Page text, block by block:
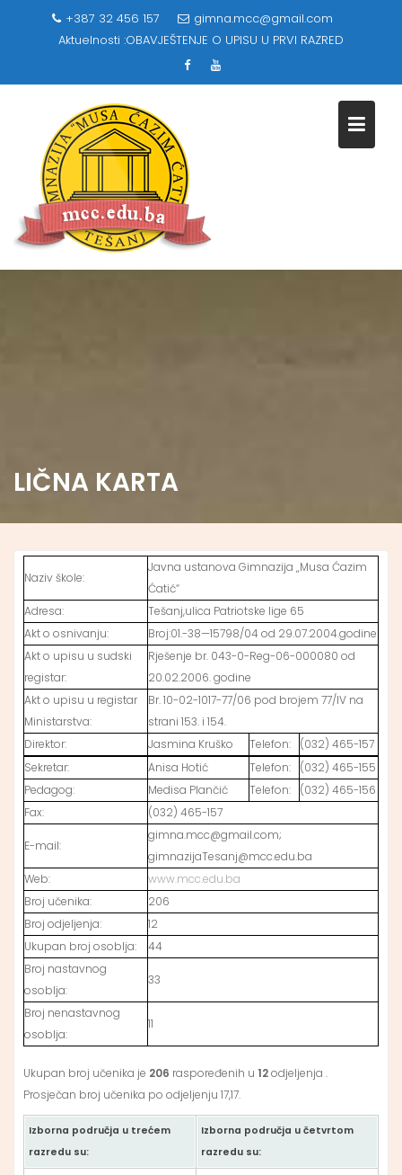
+387 32 456 157
gimna.mcc@gmail.com
Aktuelnosti :OBAVJEŠTENJE O UPISU U PRVI RAZRED
LIČNA KARTA
Naziv škole:
Javna ustanova Gimnazija „Musa Ćazim
Ćatić“
Adresa:
Tešanj,ulica Patriotske lige 65
Akt o osnivanju:
Broj:01.-38—15798/04 od 29.07.2004.godine
Akt o upisu u sudski
registar:
Rješenje br. 043-0-Reg-06-000080 od
20.02.2006. godine
Akt o upisu u registar
Ministarstva:
Br. 10-02-1017-77/06 pod brojem 77/IV na
strani 153. i 154.
Direktor:
Jasmina Kruško Telefon:
(032) 465-157
Sekretar:
Anisa Hotić Telefon:
(032) 465-155
Pedagog:
Medisa Plančić Telefon:
(032) 465-156
Fax:
(032) 465-157
E-mail:
gimna.mcc@gmail.com;
gimnazijaTesanj@mcc.edu.ba
Web:
www.mcc.edu.ba
Broj učenika:
206
Broj odjeljenja:
12
Ukupan broj osoblja:
44
Broj nastavnog
osoblja:
33
Broj nenastavnog
osoblja:
11
Ukupan broj učenika je 206 raspoređenih u 12odjeljenja .
Prosječan broj učenika po odjeljenju 17,17.
Izborna područja u trećem
razredu su:
Izborna područja u četvrtom
razredu su: